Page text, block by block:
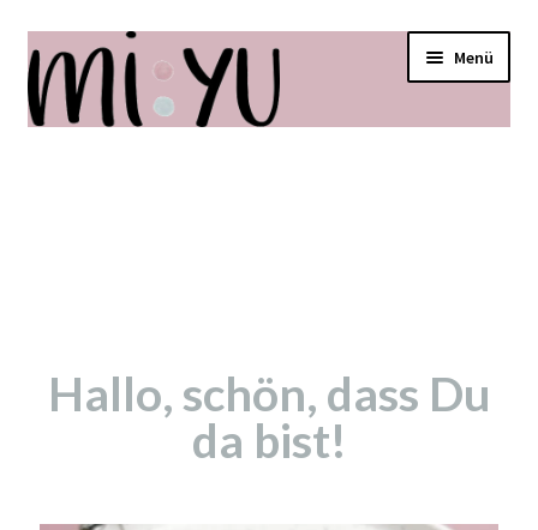
Menü
Hallo, schön, dass Du
da bist!